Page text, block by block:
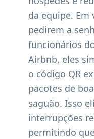
da equipe. Em
pedirem a
funcionários
Airbnb, eles
o código QR
pacotes de
saguão. Isso
interrupções
permitindo